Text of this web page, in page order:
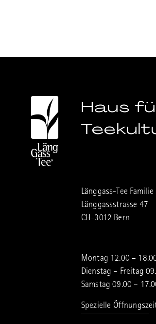
Haus
Länggass-Tee Familie
Länggassstrasse 47
CH-3012 Bern
Montag 12.00 –
Dienstag – Freitag
Samstag 09.00 –
Spezielle